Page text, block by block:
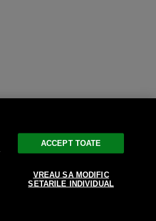
ACCEPT TOATE
VREAU SA MODIFIC
SETARILE INDIVIDUAL